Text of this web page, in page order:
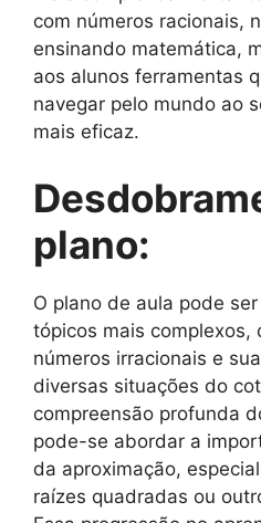
com números racionais,
ensinando matemática,
aos alunos ferramentas
navegar pelo mundo ao
mais eficaz.
plano:
O plano de aula pode
tópicos mais complexos,
números irracionais e
diversas situações do
compreensão profunda
pode-se abordar a
da aproximação,
raízes quadradas ou